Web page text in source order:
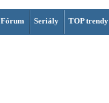
Fórum Seriály TOP trendy